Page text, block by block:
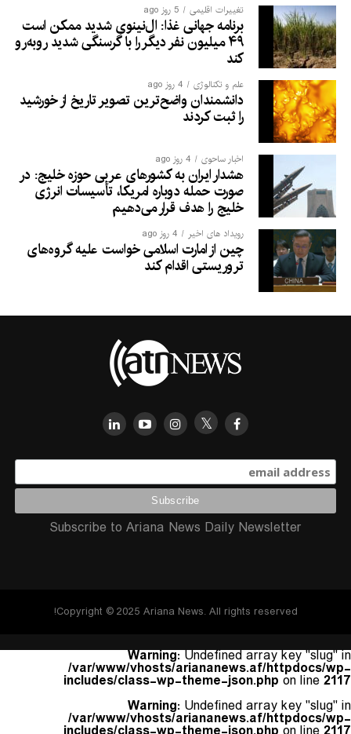
تغییرات اقلیمی 5 روز ago
برنامه جهانی غذا: ال‌نینوی شدید ممکن است
۴۹ میلیون نفر دیگر را با گرسنگی شدید روبه‌رو
کند
علم و تکنالوژی 4 روز ago
دانشمندان واضح‌ترین تصویر تاریخ از خورشید
را ثبت کردند
اخبار ساحوی 4 روز ago
هشدار ایران به کشورهای عربی حوزه خلیج: در
صورت حمله دوباره امریکا، تأسیسات انرژی
خلیج را هدف قرار می‌دهیم
رویداد های اخیر 4 روز ago
چین از امارت اسلامی خواست علیه گروه‌های
تروریستی اقدام کند
Subscribe to Ariana News Daily Newsletter
Copyright © 2025 Ariana News. All rights reserved!
Warning: Undefined array key "slug" in
/var/www/vhosts/ariananews.af/httpdocs/wp-
includes/class-wp-theme-json.php on line2117
Warning: Undefined array key "slug" in
/var/www/vhosts/ariananews.af/httpdocs/wp-